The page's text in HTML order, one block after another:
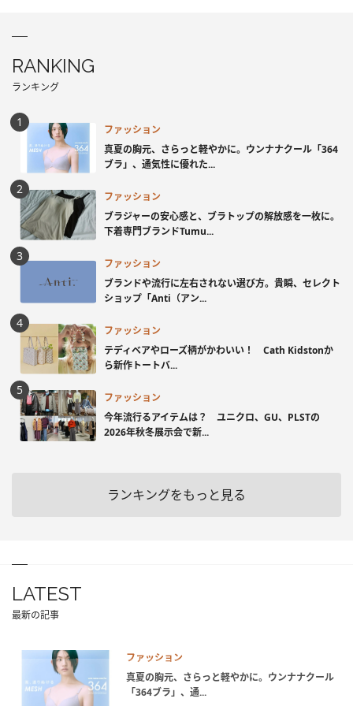
RANKING
ランキング
ファッション
真夏の胸元、さらっと軽やかに。ウンナナクール「364
ブラ」、通気性に優れた...
ファッション
ブラジャーの安心感と、ブラトップの解放感を一枚に。
下着専門ブランドTumu...
ファッション
ブランドや流行に左右されない選び方。貴瞬、セレクト
ショップ「Anti（アン...
ファッション
テディベアやローズ柄がかわいい！ Cath Kidstonか
ら新作トートバ...
ファッション
今年流行るアイテムは？ ユニクロ、GU、PLSTの
2026年秋冬展示会で新...
ランキングをもっと見る
LATEST
最新の記事
ファッション
真夏の胸元、さらっと軽やかに。ウンナナクール
「364ブラ」、通...